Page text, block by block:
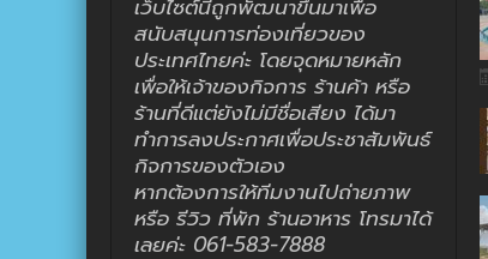
เว็บไซต์นี้ถูกพัฒนาขึ้นมาเพื่อ
สนับสนุนการท่องเที่ยวของ
ประเทศไทยค่ะ โดยจุดหมายหลัก
เพื่อให้เจ้าของกิจการ ร้านค้า หรือ
ร้านที่ดีแต่ยังไม่มีชื่อเสียง ได้มา
ทำการลงประกาศเพื่อประชาสัมพันธ์
กิจการของตัวเอง
หากต้องการให้ทีมงานไปถ่ายภาพ
หรือ รีวิว ที่พัก ร้านอาหาร โทรมาได้
เลยค่ะ 061-583-7888